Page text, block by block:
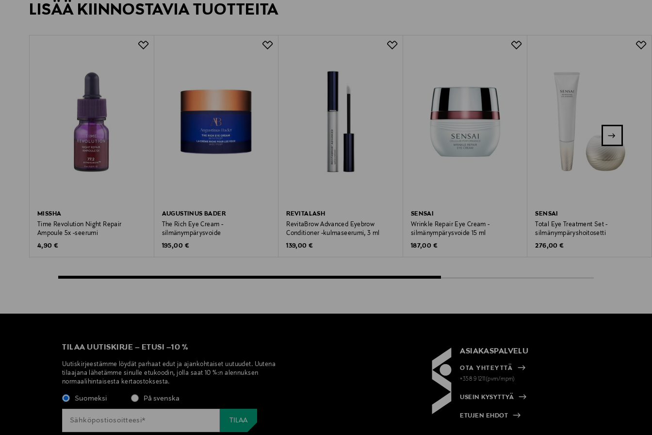
LISÄÄ KIINNOSTAVIA TUOTTEITA
MISSHA
Time Revolution Night Repair
Ampoule 5x -seerumi
Original Price
4,90 €
AUGUSTINUS BADER
The Rich Eye Cream -
silmänympärysvoide
Original Price
195,00 €
REVITALASH
RevitaBrow Advanced Eyebrow
Conditioner -kulmaseerumi, 3 ml
Original Price
139,00 €
SENSAI
Wrinkle Repair Eye Cream -
silmänympärysvoide 15 ml
Original Price
187,00 €
SENSAI
Total Eye Treatment Set -
silmänympäryshoitosetti
Original Price
276,00 €
TILAA UUTISKIRJE – ETUSI –10 %
Uutiskirjeestämme löydät parhaat edut ja ajankohtaiset uutuudet. Uutena
tilaajana lähetämme sinulle etukoodin, jolla saat 10 %:n alennuksen
normaalihintaisesta kertaostoksesta.
Suomeksi På svenska
ASIAKASPALVELU
OTA YHTEYTTÄ
+358 9 1211(pvm/mpm)
USEIN KYSYTTYÄ
ETUJEN EHDOT